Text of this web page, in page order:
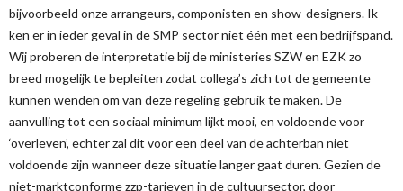
bijvoorbeeld onze arrangeurs, componisten en show-designers. Ik
ken er in ieder geval in de SMP sector niet één met een bedrijfspand.
Wij proberen de interpretatie bij de ministeries SZW en EZK zo
breed mogelijk te bepleiten zodat collega’s zich tot de gemeente
kunnen wenden om van deze regeling gebruik te maken. De
aanvulling tot een sociaal minimum lijkt mooi, en voldoende voor
‘overleven’, echter zal dit voor een deel van de achterban niet
voldoende zijn wanneer deze situatie langer gaat duren. Gezien de
niet-marktconforme zzp-tarieven in de cultuursector, door